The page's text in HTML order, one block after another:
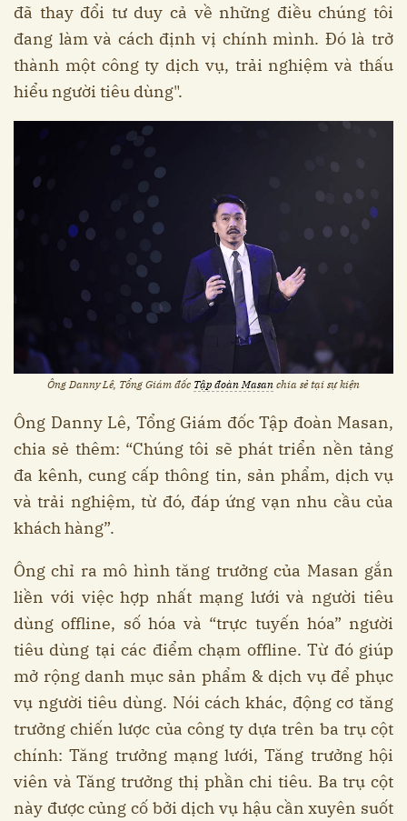
đã thay đổi tư duy cả về những điều chúng tôi
đang làm và cách định vị chính mình. Đó là trở
thành một công ty dịch vụ, trải nghiệm và thấu
hiểu người tiêu dùng".
Ông Danny Lê, Tổng Giám đốc Tập đoàn Masan chia sẻ tại sự kiện
Ông Danny Lê, Tổng Giám đốc Tập đoàn Masan,
chia sẻ thêm: “Chúng tôi sẽ phát triển nền tảng
đa kênh, cung cấp thông tin, sản phẩm, dịch vụ
và trải nghiệm, từ đó, đáp ứng vạn nhu cầu của
khách hàng”.
Ông chỉ ra mô hình tăng trưởng của Masan gắn
liền với việc hợp nhất mạng lưới và người tiêu
dùng offline, số hóa và “trực tuyến hóa” người
tiêu dùng tại các điểm chạm offline. Từ đó giúp
mở rộng danh mục sản phẩm & dịch vụ để phục
vụ người tiêu dùng. Nói cách khác, động cơ tăng
trưởng chiến lược của công ty dựa trên ba trụ cột
chính: Tăng trưởng mạng lưới, Tăng trưởng hội
viên và Tăng trưởng thị phần chi tiêu. Ba trụ cột
này được củng cố bởi dịch vụ hậu cần xuyên suốt